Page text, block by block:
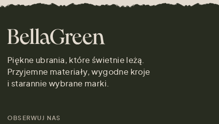
Piękne ubrania, które świetnie leżą.
Przyjemne materiały, wygodne kroje
i starannie wybrane marki.
OBSERWUJ NAS